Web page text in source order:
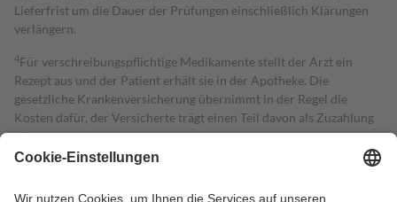
Lieferfrist um die Dauer der Prüfungen einschließlich Klärungen
verlängern.
4Für verschreibungspflichtige Medikamente stellt der Arzt ein
Rezept aus und der Patient erhält sie in der Apotheke. Die
gesetzliche Krankenversicherung übernimmt in der Regel die
Kosten dafür, der Versicherte trägt einen Teil davon als Zuzahlung
mit.
Grundsätzlich leisten Mitglieder Zuzahlungen in Höhe von zehn
höchstens zehn Euro.
Es sind jedoch nie mehr als die tatsächlichen